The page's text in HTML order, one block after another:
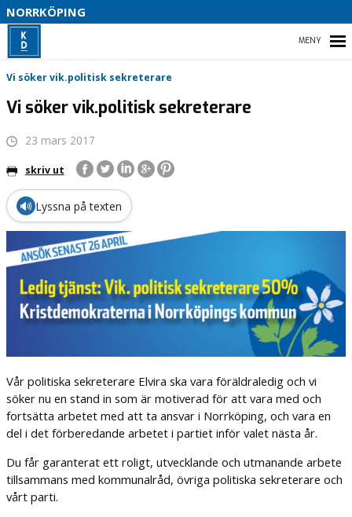
NORRKÖPING
HEM
VÅRT PARTI
Vi söker vik.politisk sekreterare
Vi söker vik.politisk sekreterare
23 mars 2017
skriv ut
🔊 Lyssna på texten
Vår politiska sekreterare Elvira ska vara föräldraledig och vi
söker nu en stand in som är motiverad för att vara med och
fortsätta arbetet med att ta ansvar i Norrköping, och vara en
del i det förberedande arbetet i partiet inför valet nästa år.
Du får garanterat ett roligt, utvecklande och utmanande arbete
tillsammans med kommunalråd, övriga politiska sekreterare och
vårt parti.